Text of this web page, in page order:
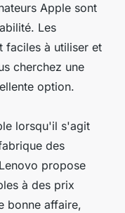
Apple sont
Les
faciles à utiliser et
cherchez une
option.
lorsqu'il s'agit
des
propose
à des prix
bonne affaire,